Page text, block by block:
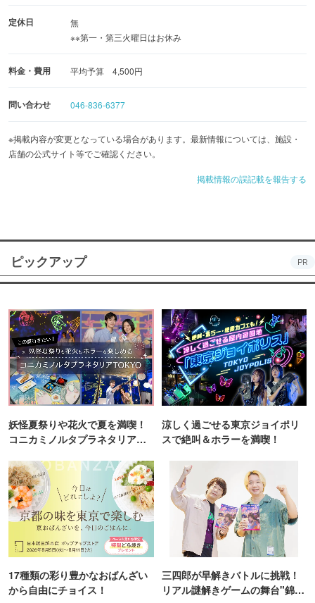
リ、ザブトン、ホルモン3種盛りなど
希少部位を含む豪華ラインナップに、お食事＆デザートも
ついて7,500円（税込）
放題！
定休日
無
※※第一・第三火曜日はお休み
料金・費用 平均予算 4,500円
問い合わせ 046-836-6377
※掲載内容が変更となっている場合があります。最新情報については、施設・
店舗の公式サイト等でご確認ください。
掲載情報の誤記載を報告する
ピックアップ PR
妖怪夏祭りや花火で夏を満喫！
コニカミノルタプラネタリア
涼しく過ごせる東京ジョイポリ
スで絶叫＆ホラーを満喫！
17種類の彩り豊かなおばんざい
から自由にチョイス！
三四郎が早解きバトルに挑戦！
リアル謎解きゲームの舞台"錦糸